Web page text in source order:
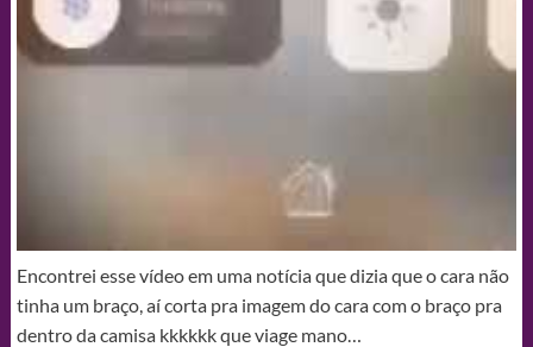
Encontrei esse vídeo em uma notícia que dizia que o cara não
tinha um braço, aí corta pra imagem do cara com o braço pra
dentro da camisa kkkkkk que viage mano…